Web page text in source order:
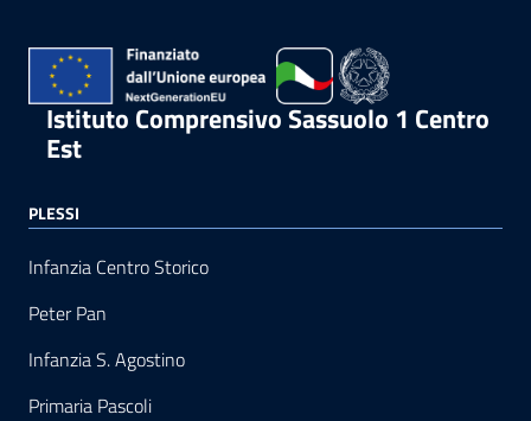
Istituto Comprensivo Sassuolo 1 Centro
Est
PLESSI
Infanzia Centro Storico
Peter Pan
Infanzia S. Agostino
Primaria Pascoli